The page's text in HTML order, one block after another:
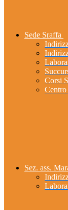
Sede Sraffa
Corsi
Sez. ass.